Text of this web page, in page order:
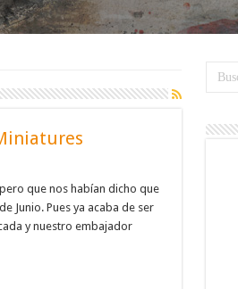
que nos habían dicho que
Junio. Pues ya acaba de ser
y nuestro embajador